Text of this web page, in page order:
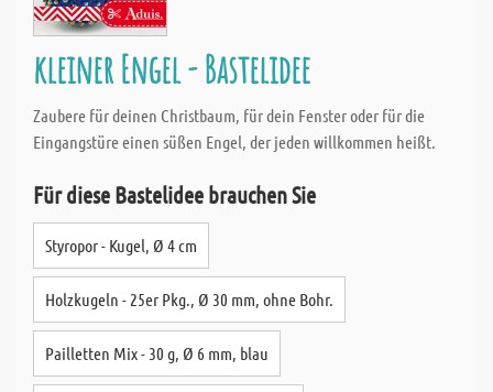
kleiner Engel - Bastelidee
Zaubere für deinen Christbaum, für dein Fenster oder für die
Eingangstüre einen süßen Engel, der jeden willkommen heißt.
Für diese Bastelidee brauchen Sie
Styropor - Kugel, Ø 4 cm
Holzkugeln - 25er Pkg., Ø 30 mm, ohne Bohr.
Pailletten Mix - 30 g, Ø 6 mm, blau